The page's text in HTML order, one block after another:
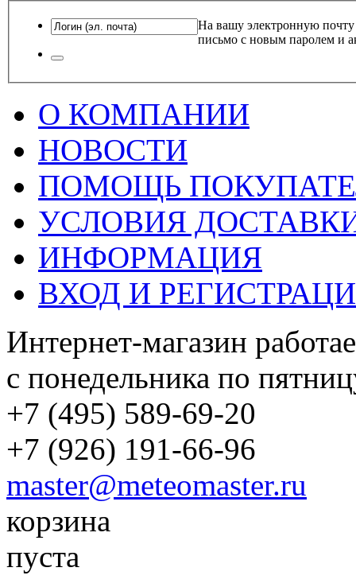
На вашу электронную почту
письмо с новым паролем и
О КОМПАНИИ
НОВОСТИ
ПОМОЩЬ
УСЛОВИЯ
ИНФОРМАЦИЯ
ВХОД И
Интернет-магазин
с понедельника по
+7 (495) 589-69-20
+7 (926) 191-66-96
master@meteomaster.ru
корзина
пуста